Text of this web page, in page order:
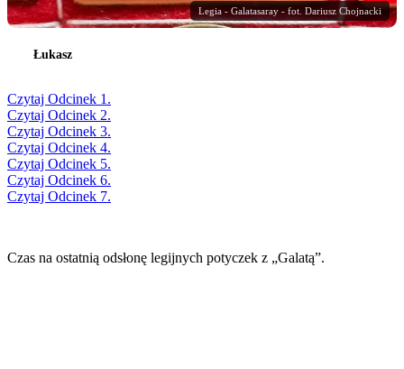
Legia - Galatasaray - fot. Dariusz Chojnacki
Łukasz
Czytaj Odcinek 1.
Czytaj Odcinek 2.
Czytaj Odcinek 3.
Czytaj Odcinek 4.
Czytaj Odcinek 5.
Czytaj Odcinek 6.
Czytaj Odcinek 7.
Czas na ostatnią odsłonę legijnych potyczek z „Galatą”.